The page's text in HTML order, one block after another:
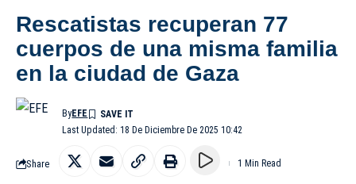
Rescatistas recuperan 77
cuerpos de una misma familia
en la ciudad de Gaza
Last Updated: 18 De Diciembre De 2025 10:42
ByEFE
Share 1 Min Read